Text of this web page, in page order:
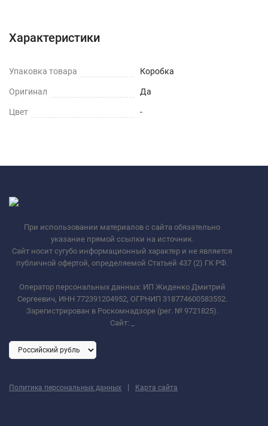
Характеристики
Упаковка товара Коробка
Оригинал Да
Цвет -
При использовании материалов с сайта обязательно
указание прямой ссылки на источник.
Сайт носит сугубо информационный характер и не является
публичной офертой, определяемой Статьей 437 (2) ГК РФ.
Оператор персональных данных: ИП Жиденко Дмитрий
Сергеевич, ИНН 772391204952, ОГРНИП 318774600583552.
Зарегистрирован в Роскомнадзоре (рег. № 9721825).
Сайт:
Политика персональных данных | Карта сайта